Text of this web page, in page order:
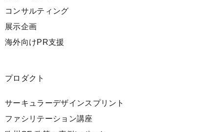
コンサルティング
展示企画
海外向けPR支援
プロダクト
サーキュラーデザインスプリント
ファシリテーション講座